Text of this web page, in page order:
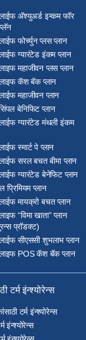
अ‍ॅश्युअर्ड इन्कम फॉर
फोर्च्युन प्लस प्लान
ग्यारंटेड इंकम प्लान
महाजीवन प्लस प्लान
लाइफ कॅश बॅक प्लान
महाजीवन प्लान
बेनिफिट प्लान
ग्यारंटेड मंथली इंकम
स्मार्ट पे प्लान
सरल बचत बीमा प्लान
ग्यारंटेड बेनेफिट प्लान
प्रिमियम प्लान
मायक्रो बचत प्लान
“विमा खाता” प्लान
प्रॉडक्ट)
सीएससी शुभलाभ प्लान
लाइफ POS कॅश बॅक प्लान
टर्म इंन्श्योरेन्स
टर्म इंन्श्योरेन्स
इंन्श्योरेन्स